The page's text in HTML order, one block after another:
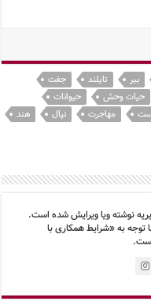
ببر تایلند
جفت
حیات وحش
حیوانات
مهاجرت نپال
هند
نوشته ویا ویرایش شده است.
به «شرایط همکاری با